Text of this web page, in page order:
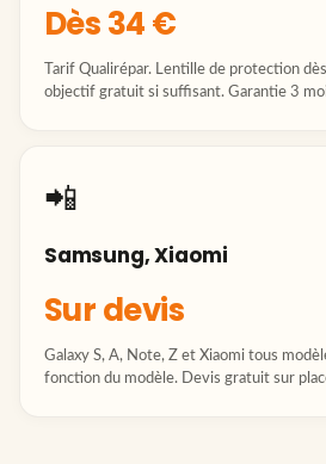
Dès 34 €
Tarif Qualirépar. Lentille de protection
objectif gratuit si suffisant. Garantie 3
📲
Samsung, Xiaomi
Sur devis
Galaxy S, A, Note, Z et Xiaomi tous
fonction du modèle. Devis gratuit sur